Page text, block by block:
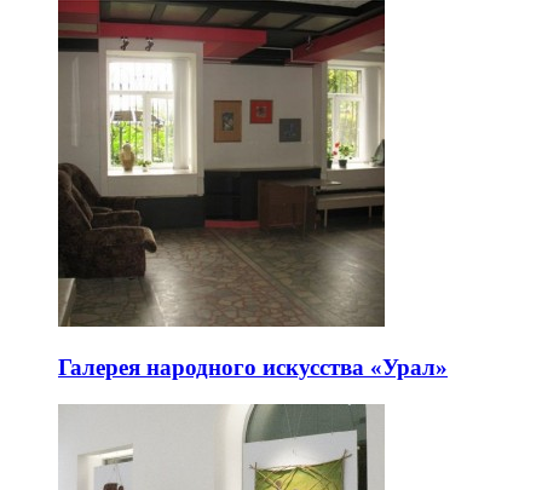
Галерея народного искусства «Урал»